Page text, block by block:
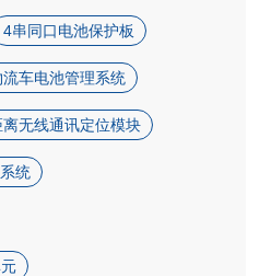
4串同口电池保护板
流车电池管理系统
离无线通讯定位模块
统